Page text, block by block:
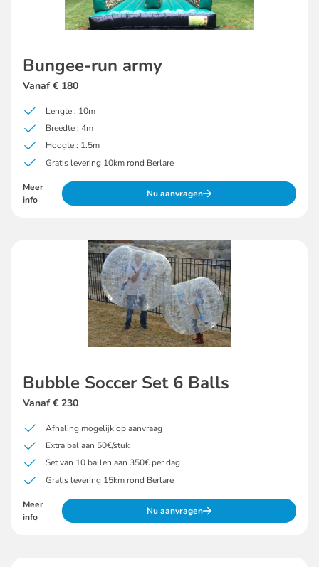
Bungee-run army
Vanaf € 180
Lengte : 10m
Breedte : 4m
Hoogte : 1.5m
Gratis levering 10km rond Berlare
Meer
info
Nu aanvragen
Bubble Soccer Set 6 Balls
Vanaf € 230
Afhaling mogelijk op aanvraag
Extra bal aan 50€/stuk
Set van 10 ballen aan 350€ per dag
Gratis levering 15km rond Berlare
Meer
info
Nu aanvragen